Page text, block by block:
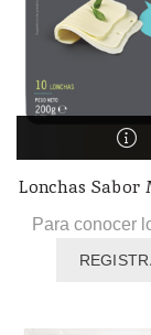
Lonchas Sabor
Para conocer